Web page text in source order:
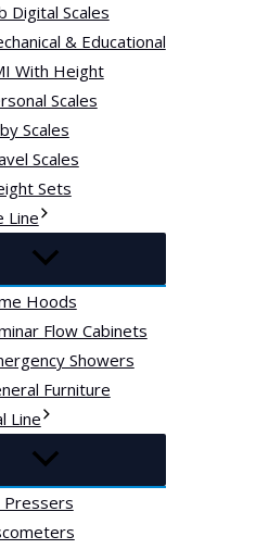
Digital Scales
& Educational
With Height
Scales
Scales
Scales
Sets
Line
Hoods
Flow Cabinets
Showers
Furniture
Line
Pressers